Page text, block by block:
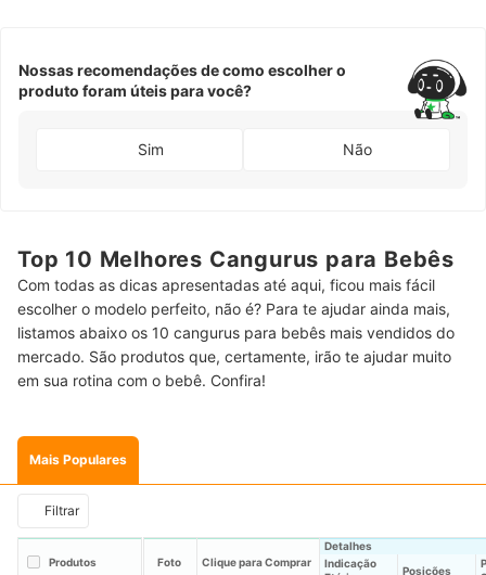
Nossas recomendações de como escolher o
produto foram úteis para você?
Sim Não
Top 10 Melhores Cangurus para Bebês
Com todas as dicas apresentadas até aqui, ficou mais fácil
escolher o modelo perfeito, não é? Para te ajudar ainda mais,
listamos abaixo os 10 cangurus para bebês mais vendidos do
mercado. São produtos que, certamente, irão te ajudar muito
em sua rotina com o bebê. Confira!
Mais Populares
Filtrar
Produtos Foto Clique para Comprar
Detalhes
Indicação
Posições